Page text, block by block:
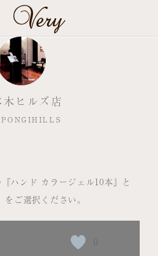
木ヒルズ店
ハンド カラージェル10本』と
をご選択ください。